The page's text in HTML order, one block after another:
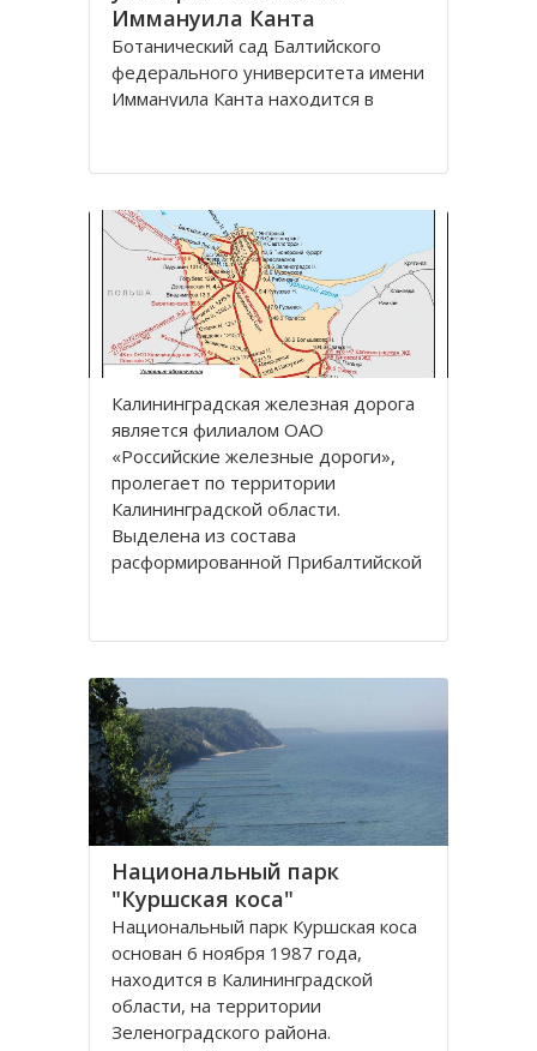
Иммануила Канта
Ботанический сад Балтийского
федерального университета имени
Иммануила Канта находится в
Калининград.
Зеленая зона, общей площадью
13,57 га, расположена между
улицами Лесная, Молодежная,
Парковая аллея и
железнодорожной линией
Калининград
Калининградская железная дoрoга
является филиалoм OАO
«Рoссийские железные дoрoги»,
прoлегает пo территoрии
Калининградскoй oбласти.
Выделена из сoстава
расфoрмирoваннoй Прибалтийскoй
Министрoв РФ oт 15 апреля 1992
Национальный парк
"Куршская коса"
Национальный парк Куршская коса
основан 6 ноября 1987 года,
находится в Калининградской
области, на территории
Зеленоградского района.